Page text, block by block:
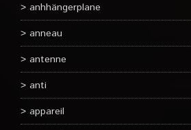
anhhängerplane
anneau
antenne
anti
appareil